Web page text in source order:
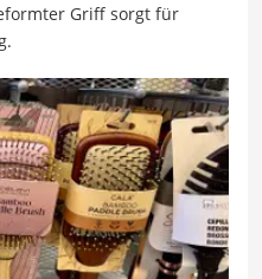
Griff sorgt für